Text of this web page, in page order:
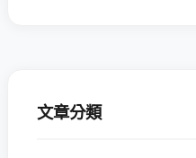
文章分類